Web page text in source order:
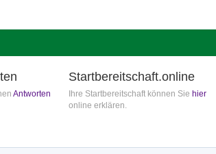
Antworten
Startbereitschaft.online
Ihre Startbereitschaft können Sie hier
online erklären.